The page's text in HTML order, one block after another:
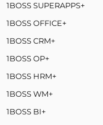
1BOSS SUPERAPPS+
1BOSS OFFICE+
1BOSS CRM+
1BOSS OP+
1BOSS HRM+
1BOSS WM+
1BOSS BI+